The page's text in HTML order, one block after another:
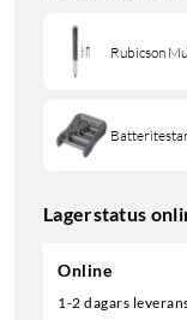
Rubicson
Lagerstatus
Online
1-2 dagars